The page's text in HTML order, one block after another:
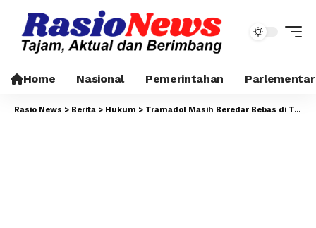
Home Nasional Pemerintahan
Rasio News > Berita > Hukum > ‎Tramadol Masih Beredar Bebas di Tangsel, Pemberantasan Serius atau Sekadar Seremoni?‎‎